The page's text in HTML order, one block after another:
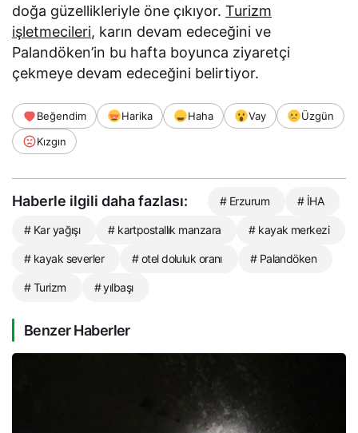
doğa güzellikleriyle öne çıkıyor.Turizm
işletmecileri, karın devam edeceğini ve
Palandöken’in bu hafta boyunca ziyaretçi
çekmeye devam edeceğini belirtiyor.
Beğendim Harika Haha Vay
Üzgün
Kızgın
Haberle ilgili daha fazlası: # Erzurum # İHA
# Kar yağışı # kartpostallık manzara # kayak merkezi
# kayak severler # otel doluluk oranı # Palandöken
# Turizm # yılbaşı
Benzer Haberler